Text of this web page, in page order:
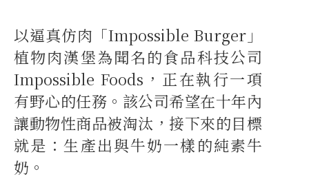
以逼真仿肉「Impossible Burger」
植物肉漢堡為聞名的食品科技公司
Impossible Foods，正在執行一項
有野心的任務。該公司希望在十年內
讓動物性商品被淘汰，接下來的目標
就是：生產出與牛奶一樣的純素牛
奶。